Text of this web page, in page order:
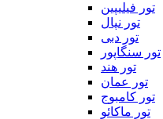
تور فیلیپین
تور نپال
تور دبی
تور سنگاپور
تور هند
تور عمان
تور کامبوج
تور ماکائو